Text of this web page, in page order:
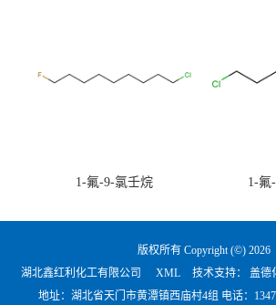
1-氟-9-氯壬烷 1-氟
版权所有 Copyright (©) 2026
湖北鑫红利化工有限公司
XML 技术支持： 盖德
地址：湖北省天门市黄潭镇西庙村4组 电话：